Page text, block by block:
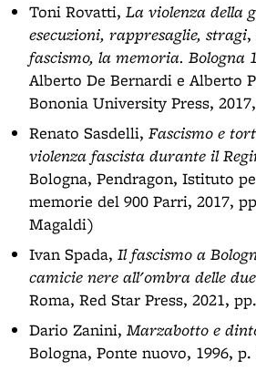
Toni Rovatti, La violenza della
esecuzioni, rappresaglie, stragi,
fascismo, la memoria. Bologna
Alberto De Bernardi e Alberto
Bononia University Press,
Renato Sasdelli, Fascismo e
violenza fascista durante il
Bologna, Pendragon, Istituto
memorie del 900 Parri, 2017,
Magaldi)
Ivan Spada, Il fascismo a
camicie nere all'ombra delle
Roma, Red Star Press, 2021,
Dario Zanini, Marzabotto e
Bologna, Ponte nuovo, 1996, p.